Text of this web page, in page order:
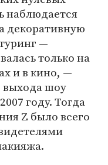
наблюдается
декоративную
—
только на
и в кино, —
выхода шоу
году. Тогда
Z было всего